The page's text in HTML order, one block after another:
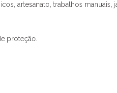
artesanato, trabalhos manuais,
proteção.